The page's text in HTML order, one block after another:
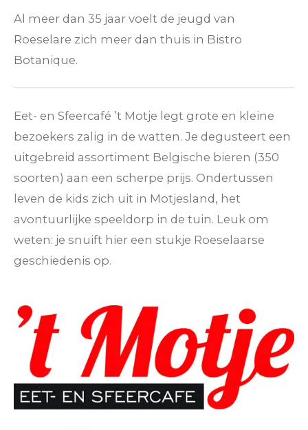
Al meer dan 35 jaar voelt de jeugd van
Roeselare zich meer dan thuis in Bistro
Botanique.
Eet- en Sfeercafé ’t Motje legt grote en kleine
bezoekers zalig in de watten. Je degusteert een
uitgebreid assortiment Belgische bieren (350
soorten) aan een scherpe prijs. Ondertussen
leven de kids zich uit in Motjesland, het
avontuurlijke speeldorp in de tuin. Leuk om
weten: je snuift hier een stukje Roeselaarse
geschiedenis op.